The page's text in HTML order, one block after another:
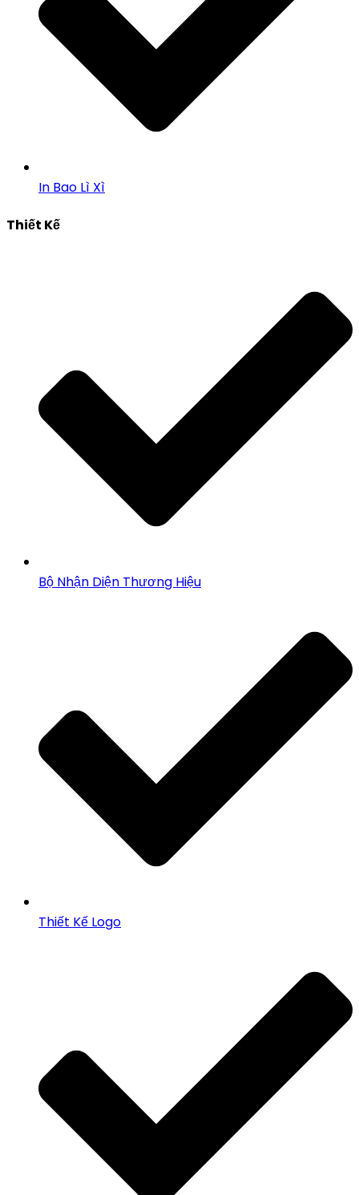
In Bao Lì Xì
Thiết Kế
Bộ Nhận Diện Thương Hiệu
Thiết Kế Logo